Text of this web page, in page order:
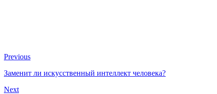
Previous
Заменит ли искусственный интеллект человека?
Next